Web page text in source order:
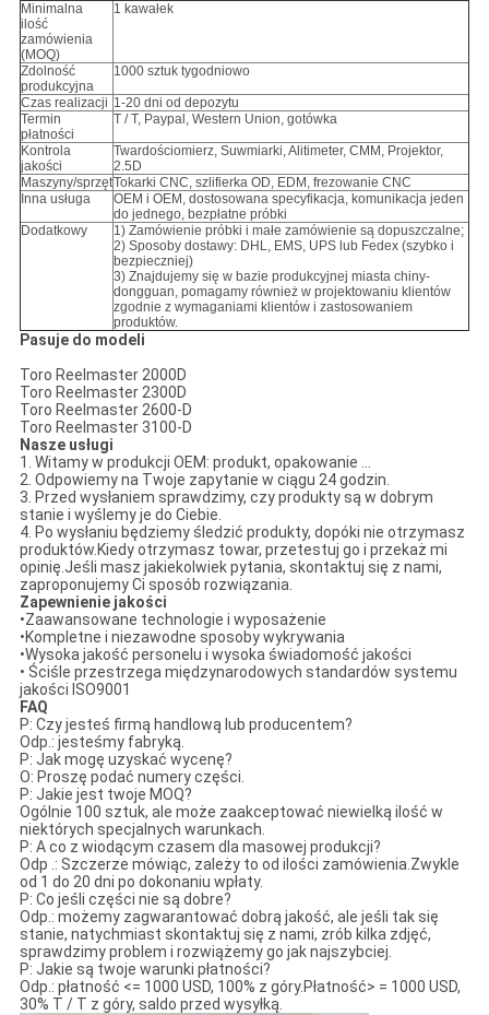
Minimalna
ilość
zamówienia
(MOQ)
1 kawałek
Zdolność
produkcyjna
1000 sztuk tygodniowo
Czas realizacji 1-20 dni od depozytu
Termin
płatności
T / T, Paypal, Western Union, gotówka
Kontrola
jakości
Twardościomierz, Suwmiarki, Alitimeter, CMM, Projektor,
2.5D
Maszyny/sprzętTokarki CNC, szlifierka OD, EDM, frezowanie CNC
Inna usługa
OEM i OEM, dostosowana specyfikacja, komunikacja jeden
do jednego, bezpłatne próbki
Dodatkowy
1) Zamówienie próbki i małe zamówienie są dopuszczalne;
2) Sposoby dostawy: DHL, EMS, UPS lub Fedex (szybko i
bezpieczniej)
3) Znajdujemy się w bazie produkcyjnej miasta chiny-
dongguan, pomagamy również w projektowaniu klientów
zgodnie z wymaganiami klientów i zastosowaniem
produktów.
Pasuje do modeli
Toro Reelmaster 2000D
Toro Reelmaster 2300D
Toro Reelmaster 2600-D
Toro Reelmaster 3100-D
Nasze usługi
1. Witamy w produkcji OEM: produkt, opakowanie ...
2. Odpowiemy na Twoje zapytanie w ciągu 24 godzin.
3. Przed wysłaniem sprawdzimy, czy produkty są w dobrym
stanie i wyślemy je do Ciebie.
4. Po wysłaniu będziemy śledzić produkty, dopóki nie otrzymasz
produktów.Kiedy otrzymasz towar, przetestuj go i przekaż mi
opinię.Jeśli masz jakiekolwiek pytania, skontaktuj się z nami,
zaproponujemy Ci sposób rozwiązania.
Zapewnienie jakości
•Zaawansowane technologie i wyposażenie
•Kompletne i niezawodne sposoby wykrywania
•Wysoka jakość personelu i wysoka świadomość jakości
• Ściśle przestrzega międzynarodowych standardów systemu
jakości ISO9001
FAQ
P: Czy jesteś firmą handlową lub producentem?
Odp.: jesteśmy fabryką.
P: Jak mogę uzyskać wycenę?
O: Proszę podać numery części.
P: Jakie jest twoje MOQ?
Ogólnie 100 sztuk, ale może zaakceptować niewielką ilość w
niektórych specjalnych warunkach.
P: A co z wiodącym czasem dla masowej produkcji?
Odp .: Szczerze mówiąc, zależy to od ilości zamówienia.Zwykle
od 1 do 20 dni po dokonaniu wpłaty.
P: Co jeśli części nie są dobre?
Odp.: możemy zagwarantować dobrą jakość, ale jeśli tak się
stanie, natychmiast skontaktuj się z nami, zrób kilka zdjęć,
sprawdzimy problem i rozwiążemy go jak najszybciej.
P: Jakie są twoje warunki płatności?
Odp.: płatność <= 1000 USD, 100% z góry.Płatność> = 1000 USD,
30% T / T z góry, saldo przed wysyłką.